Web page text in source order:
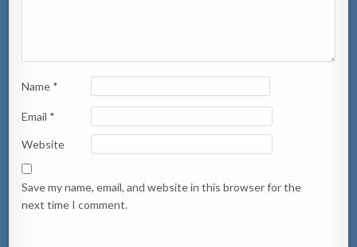
Name *
Email *
Website
Save my name, email, and website in this browser for the
next time I comment.